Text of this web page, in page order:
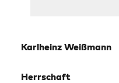
Karlheinz Weißmann
Herrschaft